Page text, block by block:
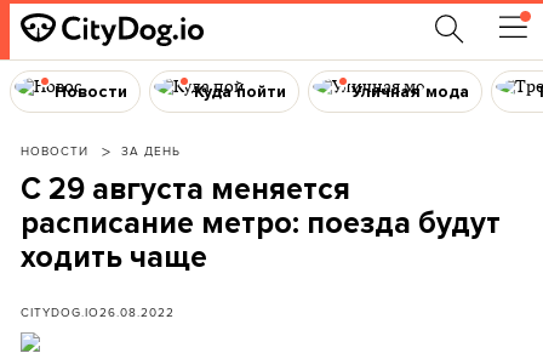
Новости Куда пойти Уличная мода
НОВОСТИ ЗА ДЕНЬ
С 29 августа меняется
расписание метро: поезда будут
ходить чаще
CITYDOG.IO26.08.2022